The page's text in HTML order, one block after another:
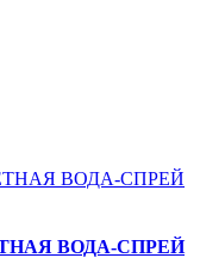
ВОДА-СПРЕЙ